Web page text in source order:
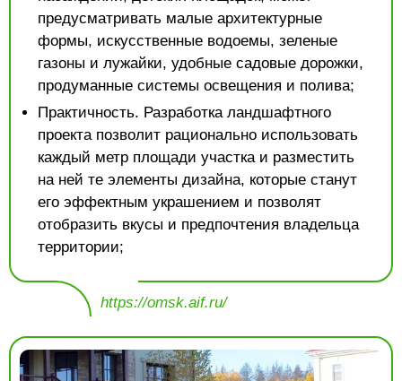
предусматривать малые архитектурные
формы, искусственные водоемы, зеленые
газоны и лужайки, удобные садовые дорожки,
продуманные системы освещения и полива;
Практичность. Разработка ландшафтного
проекта позволит рационально использовать
каждый метр площади участка и разместить
на ней те элементы дизайна, которые станут
его эффектным украшением и позволят
отобразить вкусы и предпочтения владельца
территории;
https://omsk.aif.ru/